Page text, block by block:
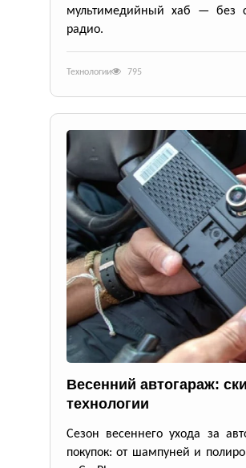
мультимедийный хаб — без
радио.
Технологии 795
Весенний автогараж:
технологии
Сезон весеннего ухода за
покупок: от шампуней и